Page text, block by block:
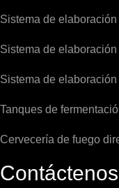
Sistema de
Sistema de
Sistema de
Tanques de
Cervecería de fuego
Contáctenos